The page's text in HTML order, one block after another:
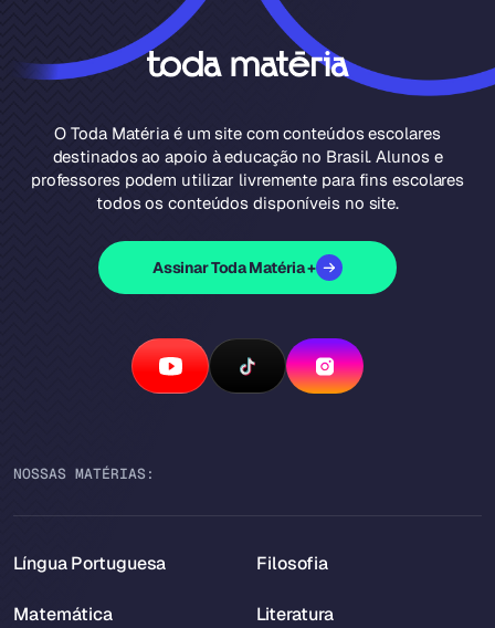
O Toda Matéria é um site com conteúdos escolares
destinados ao apoio à educação no Brasil. Alunos e
professores podem utilizar livremente para fins escolares
todos os conteúdos disponíveis no site.
Assinar Toda Matéria +
NOSSAS MATÉRIAS:
Língua Portuguesa
Matemática
Filosofia
Literatura